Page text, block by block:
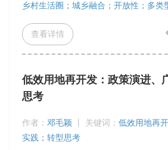
乡村生活圈；城乡融合；开放性；多类
查看详情
低效用地再开发：政策演进、
思考
作者： 邓毛颖 关键词： 低效用地再
实践；转型思考